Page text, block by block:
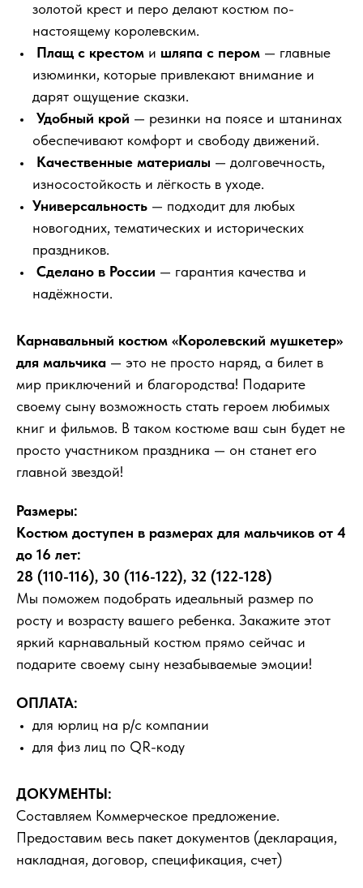
золотой крест и перо делают костюм по-
настоящему королевским.
Плащ с крестом и шляпа с пером — главные
изюминки, которые привлекают внимание и
дарят ощущение сказки.
Удобный крой — резинки на поясе и штанинах
обеспечивают комфорт и свободу движений.
Качественные материалы — долговечность,
износостойкость и лёгкость в уходе.
Универсальность — подходит для любых
новогодних, тематических и исторических
праздников.
Сделано в России — гарантия качества и
надёжности.
Карнавальный костюм «Королевский мушкетер»
для мальчика — это не просто наряд, а билет в
мир приключений и благородства! Подарите
своему сыну возможность стать героем любимых
книг и фильмов. В таком костюме ваш сын будет не
просто участником праздника — он станет его
главной звездой!
Размеры:
Костюм доступен в размерах для мальчиков от 4
до 16 лет:
28 (110-116), 30 (116-122), 32 (122-128)
Мы поможем подобрать идеальный размер по
росту и возрасту вашего ребенка. Закажите этот
яркий карнавальный костюм прямо сейчас и
подарите своему сыну незабываемые эмоции!
ОПЛАТА:
для юрлиц на р/с компании
для физ лиц по QR-коду
ДОКУМЕНТЫ:
Составляем Коммерческое предложение.
Предоставим весь пакет документов (декларация,
накладная, договор, спецификация, счет)